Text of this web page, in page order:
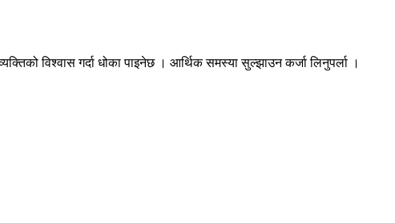
विश्वास गर्दा धोका पाइनेछ । आर्थिक समस्या सुल्झाउन कर्जा लिनुपर्ला ।